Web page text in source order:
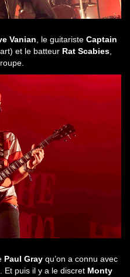
Vanian, le guitariste Captain
et le batteur Rat Scabies,
Paul Gray qu’on a connu avec
. Et puis il y a le discret Monty